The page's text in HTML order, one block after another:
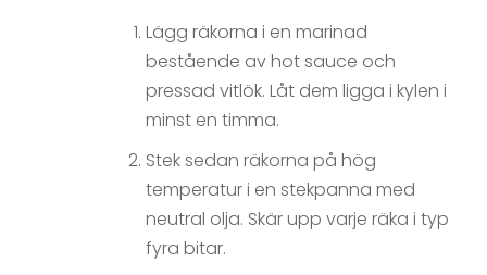
Lägg räkorna i en marinad
bestående av hot sauce och
pressad vitlök. Låt dem ligga i kylen i
minst en timma.
Stek sedan räkorna på hög
temperatur i en stekpanna med
neutral olja. Skär upp varje räka i typ
fyra bitar.